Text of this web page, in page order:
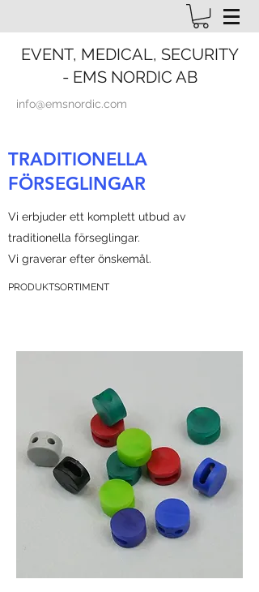
EVENT, MEDICAL, SECURITY
- EMS NORDIC AB
info@emsnordic.com
TRADITIONELLA
FÖRSEGLINGAR
Vi erbjuder ett komplett utbud av
traditionella förseglingar.
Vi graverar efter önskemål.
PRODUKTSORTIMENT